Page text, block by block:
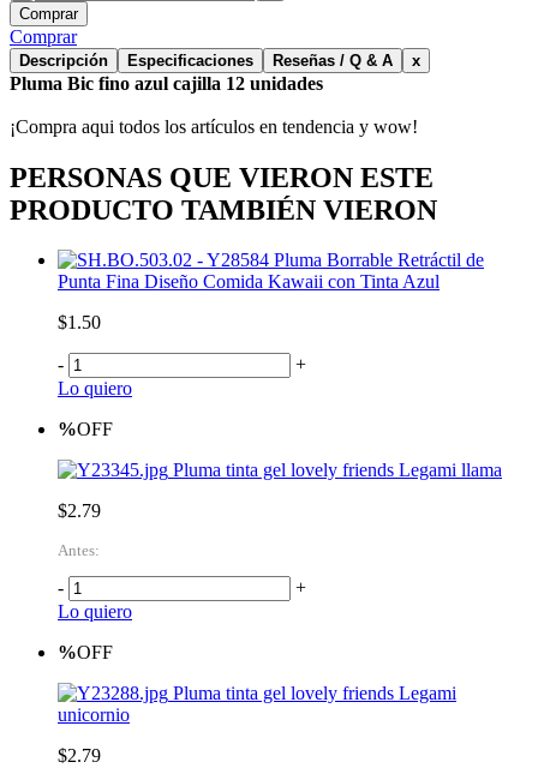
Comprar
Comprar
Descripción Especificaciones Reseñas / Q & A x
Pluma Bic fino azul cajilla 12 unidades
¡Compra aqui todos los artículos en tendencia y wow!
PERSONAS QUE VIERON ESTE
PRODUCTO TAMBIÉN VIERON
Pluma Borrable Retráctil de
Punta Fina Diseño Comida Kawaii con Tinta Azul
$1.50
-
+
Lo quiero
%OFF
Pluma tinta gel lovely friends Legami llama
$2.79
Antes:
-
+
Lo quiero
%OFF
Pluma tinta gel lovely friends Legami
unicornio
$2.79